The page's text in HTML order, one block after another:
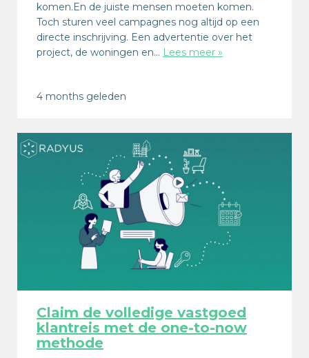
komen.En de juiste mensen moeten komen.
Toch sturen veel campagnes nog altijd op een
directe inschrijving. Een advertentie over het
project, de woningen en… Lees meer »
4 months geleden
Claim de volledige vastgoed
klantreis met de one-to-now
methode